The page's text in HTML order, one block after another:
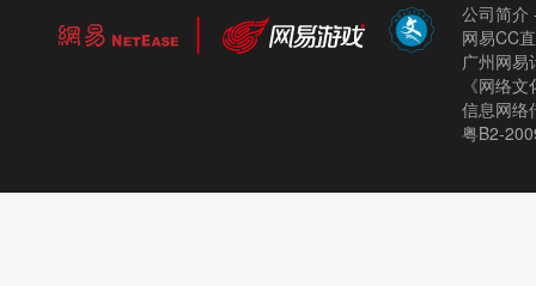
公司简介
网易CC
广州网
《网络
信息网络
粤B2-